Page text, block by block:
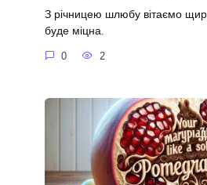
З річницею шлюбу вітаємо
буде міцна.
0 2